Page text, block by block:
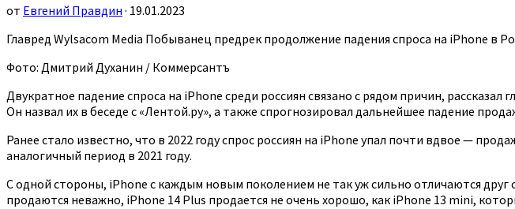
от Евгений Правдин · 19.01.2023
Главред Wylsacom Media Побыванец предрек продолжение падения спроса на iPhone в
Фото: Дмитрий Духанин / Коммерсантъ
Двукратное падение спроса на iPhone среди россиян связано с рядом причин,
Он назвал их в беседе с «Лентой.ру», а также спрогнозировал дальнейшее падение
Ранее стало известно, что в 2022 году спрос россиян на iPhone упал почти вдвое —
аналогичный период в 2021 году.
С одной стороны, iPhone с каждым новым поколением не так уж сильно отличаются
продаются неважно, iPhone 14 Plus продается не очень хорошо, как iPhone 13 mini,